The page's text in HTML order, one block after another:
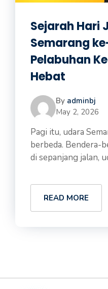
Sejarah Hari
Semarang
Pelabuhan
Hebat
By adminbj
May 2, 2026
Pagi itu, udara
berbeda. Bendera-
di sepanjang jalan,
READ MORE